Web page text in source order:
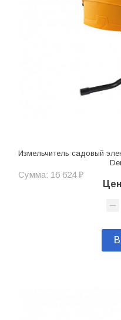
Измельчитель садовый
Сумма: 16 624 ₽